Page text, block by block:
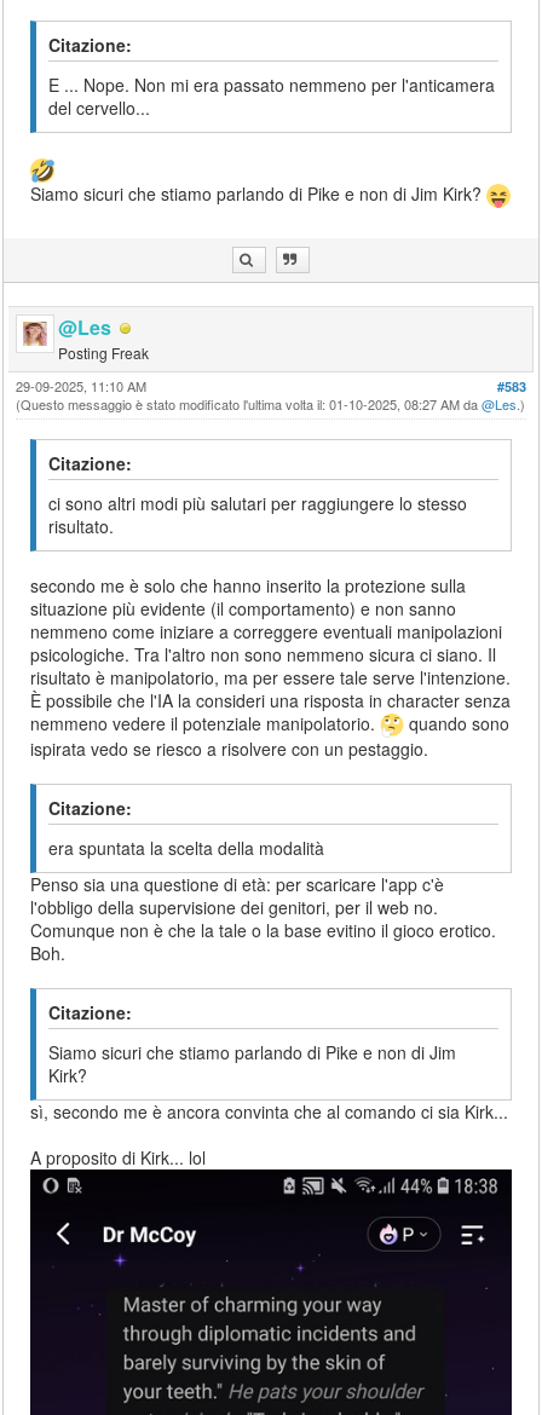
Citazione:
E ... Nope. Non mi era passato nemmeno per l'anticamera
del cervello...
Siamo sicuri che stiamo parlando di Pike e non di Jim Kirk?
@Les
Posting Freak
#583
29-09-2025, 11:10 AM
(Questo messaggio è stato modificato l'ultima volta il: 01-10-2025, 08:27 AM da@Les .)
Citazione:
ci sono altri modi più salutari per raggiungere lo stesso
risultato.
secondo me è solo che hanno inserito la protezione sulla
situazione più evidente (il comportamento) e non sanno
nemmeno come iniziare a correggere eventuali manipolazioni
psicologiche. Tra l'altro non sono nemmeno sicura ci siano. Il
risultato è manipolatorio, ma per essere tale serve l'intenzione.
È possibile che l'IA la consideri una risposta in character senza
nemmeno vedere il potenziale manipolatorio.
quando sono
ispirata vedo se riesco a risolvere con un pestaggio.
Citazione:
era spuntata la scelta della modalità
Penso sia una questione di età: per scaricare l'app c'è
l'obbligo della supervisione dei genitori, per il web no.
Comunque non è che la tale o la base evitino il gioco erotico.
Boh.
Citazione:
Siamo sicuri che stiamo parlando di Pike e non di Jim
Kirk?
sì, secondo me è ancora convinta che al comando ci sia Kirk...
A proposito di Kirk... lol